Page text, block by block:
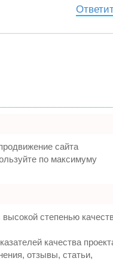
сайта
по максимуму
степенью
качества
отзывы, статьи,